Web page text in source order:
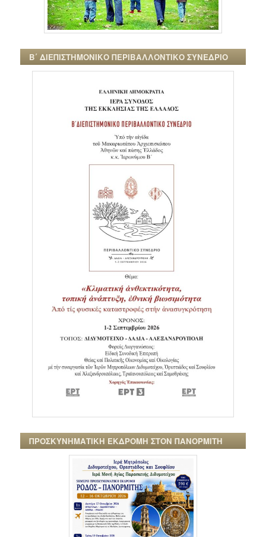
Β΄ ΔΙΕΠΙΣΤΗΜΟΝΙΚΟ ΠΕΡΙΒΑΛΛΟΝΤΙΚΟ ΣΥΝΕΔΡΙΟ
ΠΡΟΣΚΥΝΗΜΑΤΙΚΗ ΕΚΔΡΟΜΗ ΣΤΟΝ ΠΑΝΟΡΜΙΤΗ